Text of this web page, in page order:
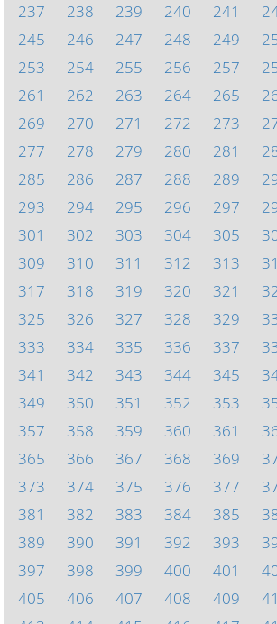
237
238 239 240 241
245
246 247 248 249
253
254 255 256 257
261
262 263 264 265
269
270 271 272 273
277
278 279 280 281
285
286 287 288 289
293
294 295 296 297
301
302 303 304 305
309
310 311 312 313
317
318 319 320 321
325
326 327 328 329
333
334 335 336 337
341
342 343 344 345
349
350 351 352 353
357
358 359 360 361
365
366 367 368 369
373
374 375 376 377
381
382 383 384 385
389
390 391 392 393
397
398 399 400 401
405
406 407 408 409